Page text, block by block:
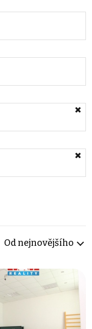
Od nejnovějšího